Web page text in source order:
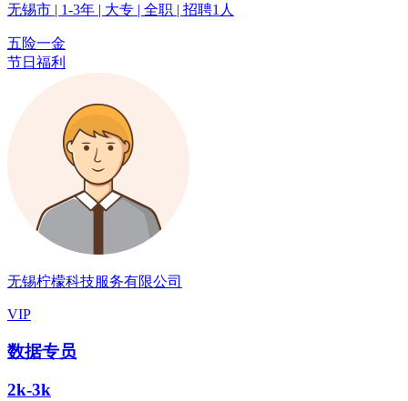
无锡市 | 1-3年 | 大专 | 全职 | 招聘1人
五险一金
节日福利
无锡柠檬科技服务有限公司
VIP
数据专员
2k-3k